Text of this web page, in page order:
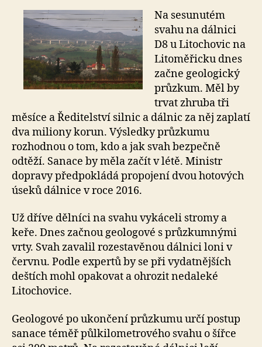
Na sesunutém
svahu na dálnici
D8 u Litochovic na
Litoměřicku dnes
začne geologický
průzkum. Měl by
trvat zhruba tři
měsíce a Ředitelství silnic a dálnic za něj zaplatí
dva miliony korun. Výsledky průzkumu
rozhodnou o tom, kdo a jak svah bezpečně
odtěží. Sanace by měla začít v létě. Ministr
dopravy předpokládá propojení dvou hotových
úseků dálnice v roce 2016.
Už dříve dělníci na svahu vykáceli stromy a
keře. Dnes začnou geologové s průzkumnými
vrty. Svah zavalil rozestavěnou dálnici loni v
červnu. Podle expertů by se při vydatnějších
deštích mohl opakovat a ohrozit nedaleké
Litochovice.
Geologové po ukončení průzkumu určí postup
sanace téměř půlkilometrového svahu o šířce